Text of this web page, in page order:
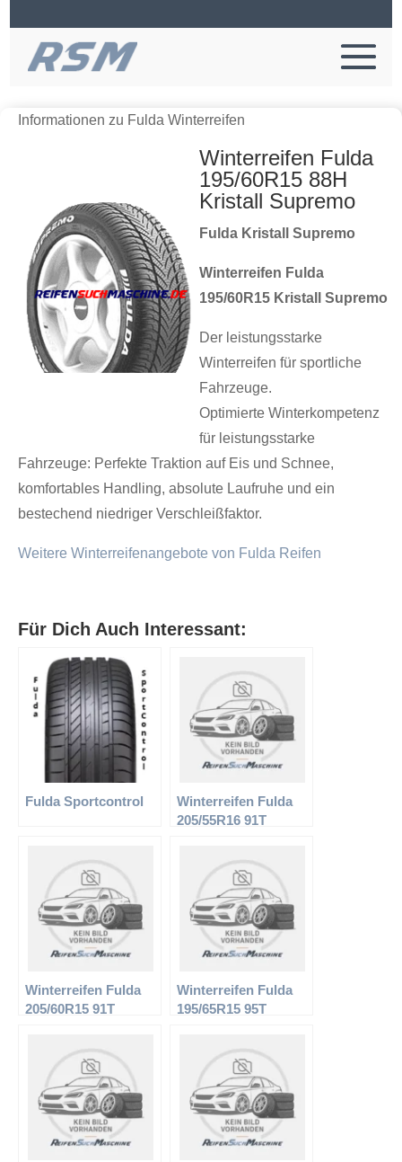
Informationen zu Fulda Winterreifen
Winterreifen Fulda
195/60R15 88H
Kristall Supremo
Fulda Kristall Supremo
Winterreifen Fulda
195/60R15 Kristall Supremo
Der leistungsstarke
Winterreifen für sportliche
Fahrzeuge.
Optimierte Winterkompetenz
für leistungsstarke
Fahrzeuge: Perfekte Traktion auf Eis und Schnee,
komfortables Handling, absolute Laufruhe und ein
bestechend niedriger Verschleißfaktor.
Weitere Winterreifenangebote von Fulda Reifen
Für Dich Auch Interessant:
Fulda Sportcontrol
Winterreifen Fulda
205/55R16 91T
Winterreifen Fulda
205/60R15 91T
Winterreifen Fulda
195/65R15 95T